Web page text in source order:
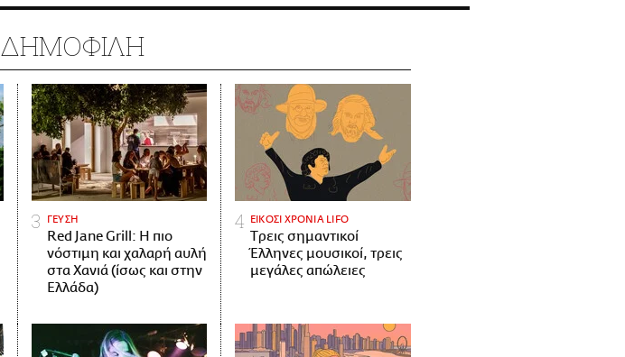
ΔΗΜΟΦΙΛΗ
ΓΕΥΣΗ
Red Jane Grill: Η πιο
νόστιμη και χαλαρή αυλή
στα Χανιά (ίσως και στην
Ελλάδα)
ΕΙΚΟΣΙ ΧΡΟΝΙΑ LIFO
Tρεις σημαντικοί
Έλληνες μουσικοί, τρεις
μεγάλες απώλειες